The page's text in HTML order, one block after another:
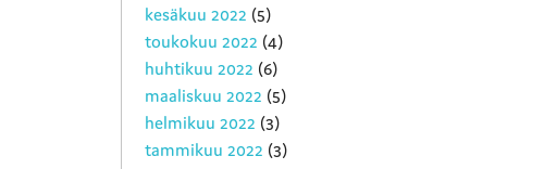
kesäkuu 2022 (5)
toukokuu 2022 (4)
huhtikuu 2022 (6)
maaliskuu 2022 (5)
helmikuu 2022 (3)
tammikuu 2022 (3)